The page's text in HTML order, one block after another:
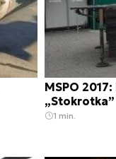
MSPO
„Stokrotka”
1 min.